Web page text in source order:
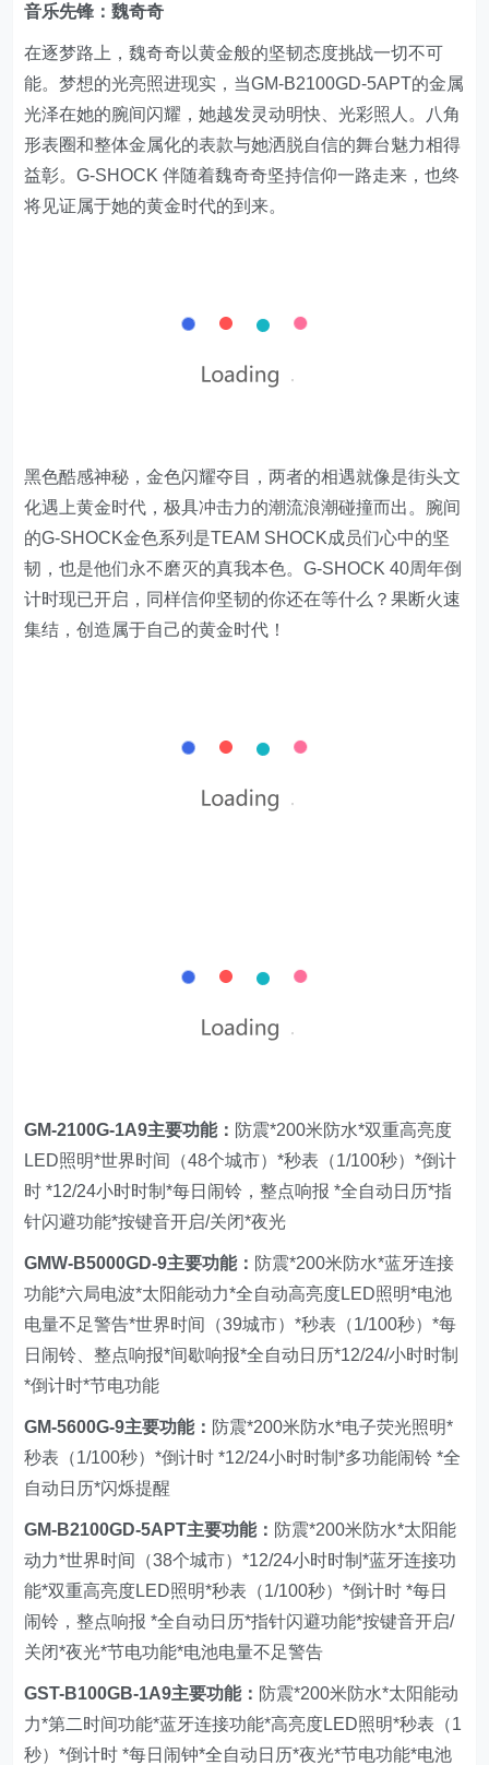
音乐先锋：魏奇奇
在逐梦路上，魏奇奇以黄金般的坚韧态度挑战一切不可
能。梦想的光亮照进现实，当GM-B2100GD-5APT的金属
光泽在她的腕间闪耀，她越发灵动明快、光彩照人。八角
形表圈和整体金属化的表款与她洒脱自信的舞台魅力相得
益彰。G-SHOCK 伴随着魏奇奇坚持信仰一路走来，也终
将见证属于她的黄金时代的到来。
黑色酷感神秘，金色闪耀夺目，两者的相遇就像是街头文
化遇上黄金时代，极具冲击力的潮流浪潮碰撞而出。腕间
的G-SHOCK金色系列是TEAM SHOCK成员们心中的坚
韧，也是他们永不磨灭的真我本色。G-SHOCK 40周年倒
计时现已开启，同样信仰坚韧的你还在等什么？果断火速
集结，创造属于自己的黄金时代！
GM-2100G-1A9主要功能： 防震*200米防水*双重高亮度
LED照明*世界时间（48个城市）*秒表（1/100秒）*倒计
时 *12/24小时时制*每日闹铃，整点响报 *全自动日历*指
针闪避功能*按键音开启/关闭*夜光
GMW-B5000GD-9主要功能： 防震*200米防水*蓝牙连接
功能*六局电波*太阳能动力*全自动高亮度LED照明*电池
电量不足警告*世界时间（39城市）*秒表（1/100秒）*每
日闹铃、整点响报*间歇响报*全自动日历*12/24/小时时制
*倒计时*节电功能
GM-5600G-9主要功能： 防震*200米防水*电子荧光照明*
秒表（1/100秒）*倒计时 *12/24小时时制*多功能闹铃 *全
自动日历*闪烁提醒
GM-B2100GD-5APT主要功能： 防震*200米防水*太阳能
动力*世界时间（38个城市）*12/24小时时制*蓝牙连接功
能*双重高亮度LED照明*秒表（1/100秒）*倒计时 *每日
闹铃，整点响报 *全自动日历*指针闪避功能*按键音开启/
关闭*夜光*节电功能*电池电量不足警告
GST-B100GB-1A9主要功能： 防震*200米防水*太阳能动
力*第二时间功能*蓝牙连接功能*高亮度LED照明*秒表（1
秒）*倒计时 *每日闹钟*全自动日历*夜光*节电功能*电池